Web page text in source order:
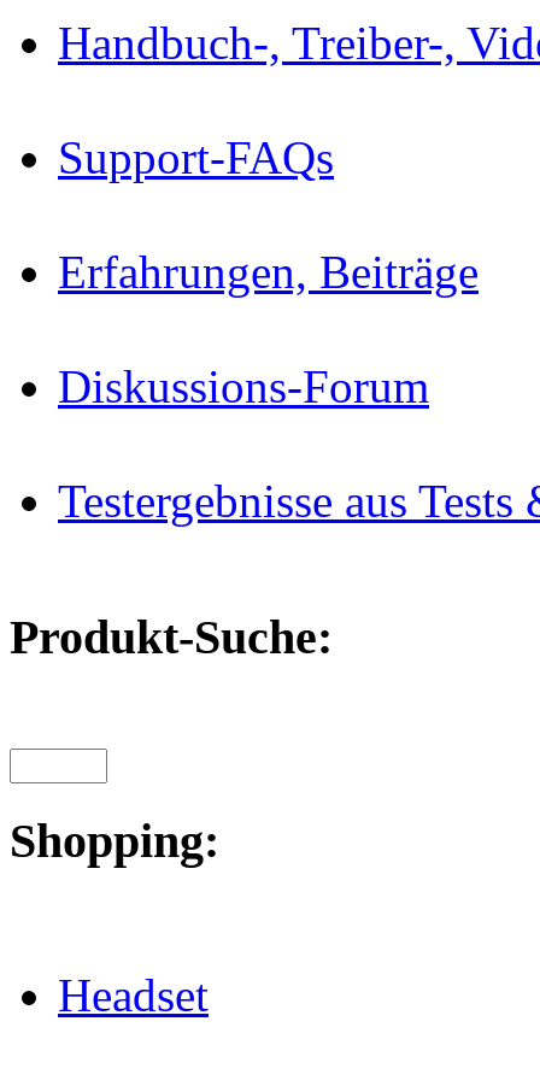
Handbuch-, Treiber-,
Support-FAQs
Erfahrungen, Beiträge
Diskussions-Forum
Testergebnisse aus
Produkt-Suche:
Shopping:
Headset